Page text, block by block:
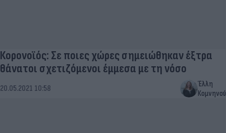
Κορονοϊός: Σε ποιες χώρες σημειώθηκαν έξτρα
θάνατοι σχετιζόμενοι έμμεσα με τη νόσο
20.05.2021 10:58
Έλλη
Κομνηνού